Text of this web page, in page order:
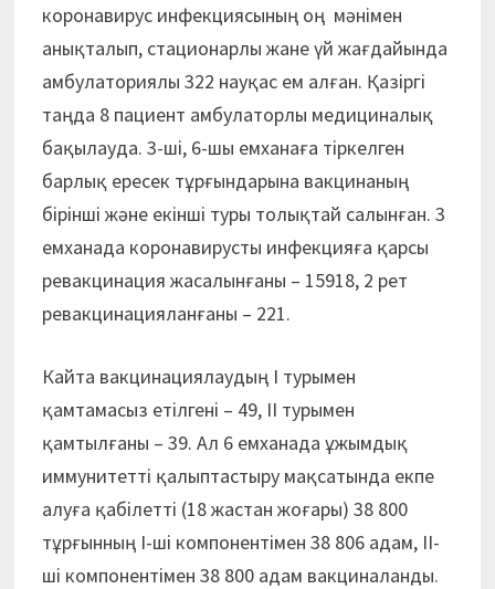
коронавирус инфекциясының оң мәнiмен
анықталып, стационарлы жане үй жағдайында
амбулаториялы 322 науқас ем алған. Қазіргі
таңда 8 пациент амбулаторлы медициналық
бақылауда. 3-шi, 6-шы емханаға тiркелген
барлық ересек тұрғындарына вакцинаның
бірінші және екiншi туры толықтай салынған. 3
емханада коронавирусты инфекцияға қарсы
ревакцинация жасалынғаны – 15918, 2 рет
ревакцинацияланғаны – 221.
Кайта вакцинациялаудың I турымен
қамтамасыз етiлгенi – 49, II турымен
қамтылғаны – 39. Ал 6 емханада ұжымдық
иммунитетті қалыптастыру мақсатында екпе
алуға қабілетті (18 жастан жоғары) 38 800
тұрғынның I-ші компонентімен 38 806 адам, II-
ші компонентімен 38 800 адам вакциналанды.